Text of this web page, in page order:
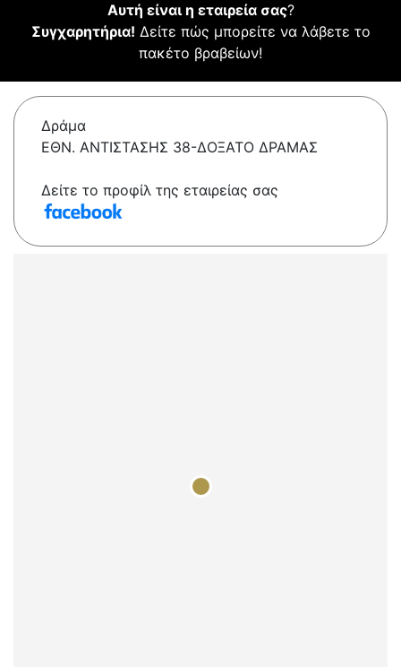
Αυτή είναι η εταιρεία σας?
Συγχαρητήρια! Δείτε πώς μπορείτε να λάβετε το
πακέτο βραβείων!
Δράμα
ΕΘΝ. ΑΝΤΙΣΤΑΣΗΣ 38-ΔΟΞΑΤΟ ΔΡΑΜΑΣ
Δείτε το προφίλ της εταιρείας σας